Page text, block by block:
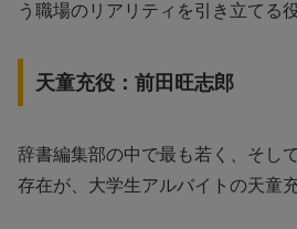
う職場のリアリティを引き立てる
天童充役：前田旺志郎
辞書編集部の中で最も若く、そし
存在が、大学生アルバイトの天童充